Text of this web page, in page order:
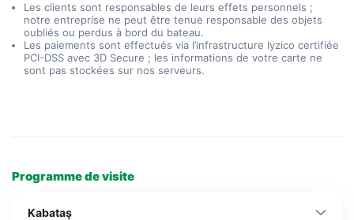
Les clients sont responsables de leurs effets personnels ;
notre entreprise ne peut être tenue responsable des objets
oubliés ou perdus à bord du bateau.
Les paiements sont effectués via l’infrastructure Iyzico certifiée
PCI-DSS avec 3D Secure ; les informations de votre carte ne
sont pas stockées sur nos serveurs.
Programme de visite
Kabataş